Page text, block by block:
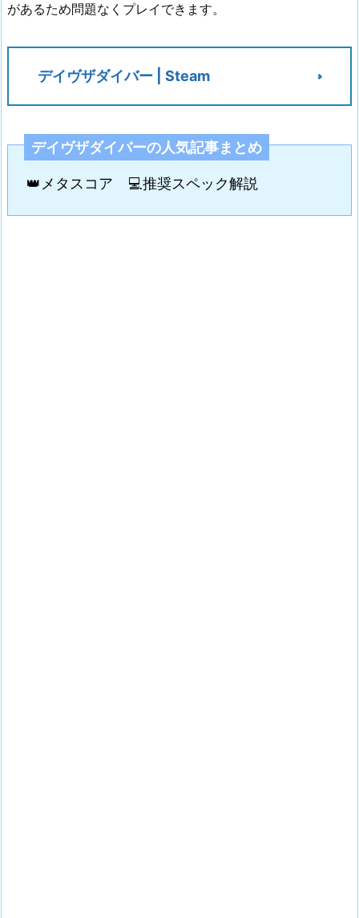
があるため問題なくプレイできます。
デイヴザダイバー | Steam
デイヴザダイバーの人気記事まとめ
👑メタスコア 💻推奨スペック解説